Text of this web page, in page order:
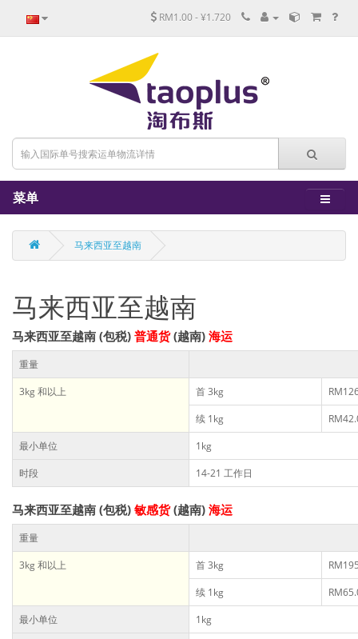
RM1.00 - ¥1.720
菜单
马来西亚至越南
马来西亚至越南
马来西亚至越南 (包税) 普通货(越南) 海运
重量
3kg 和以上
首 3kg
续 1kg
最小单位
1kg
时段
14-21 工作日
马来西亚至越南 (包税) 敏感货(越南) 海运
重量
3kg 和以上
首 3kg
续 1kg
最小单位
1kg